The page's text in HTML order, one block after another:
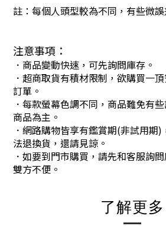
註：每個人頭型較為不同，有些微
注意事項：
．商品變動快速，可先詢問庫存。
．超商取貨有積材限制，欲購買一
訂單。
．每款螢幕色調不同，商品難免有
商品為主。
．網路購物皆享有鑑賞期(非試用期
法退換貨，還請見諒。
．如要到門市購買，請先和客服詢
雙方不便。
了解更多